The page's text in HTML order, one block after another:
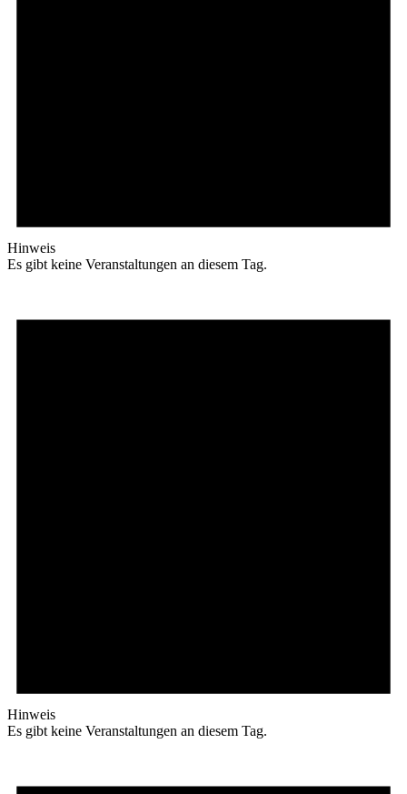
Hinweis
Es gibt keine Veranstaltungen an diesem Tag.
Hinweis
Es gibt keine Veranstaltungen an diesem Tag.